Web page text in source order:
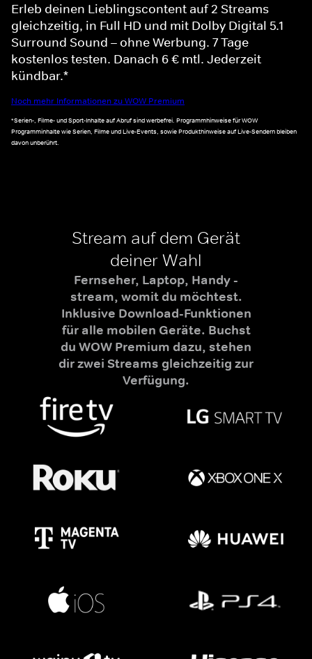
Erleb deinen Lieblingscontent auf 2 Streams
gleichzeitig, in Full HD und mit Dolby Digital 5.1
Surround Sound – ohne Werbung. 7 Tage
kostenlos testen. Danach 6 € mtl. Jederzeit
kündbar.*
Noch mehr Informationen zu WOW Premium
*Serien-, Filme- und Sport-Inhalte auf Abruf sind werbefrei. Programmhinweise für WOW
Programminhalte wie Serien, Filme und Live-Events, sowie Produkthinweise auf Live-Sendern bleiben
davon unberührt.
Stream auf dem Gerät
deiner Wahl
Fernseher, Laptop, Handy -
stream, womit du möchtest.
Inklusive Download-Funktionen
für alle mobilen Geräte. Buchst
du WOW Premium dazu, stehen
dir zwei Streams gleichzeitig zur
Verfügung.